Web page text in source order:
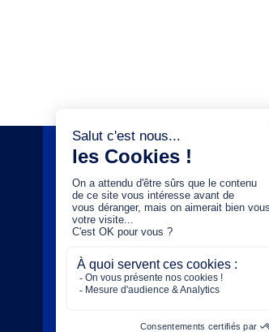
Saisissez votre adresse e-mail :
Rejoignez-nous :